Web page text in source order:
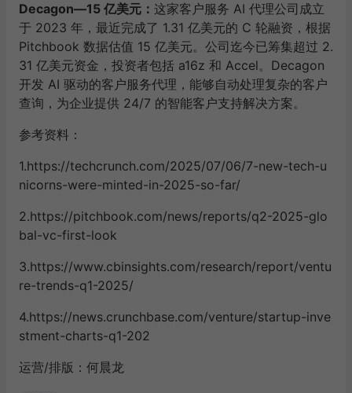
Decagon—15 亿美元： 这家客户服务 AI 代理公司成立
于 2023 年，最近完成了 1.31 亿美元的 C 轮融资，根据
Pitchbook 数据估值 15 亿美元。公司迄今已筹集超过 2.
31 亿美元资金，投资者包括 a16z 和 Accel。Decagon
开发 AI 驱动的客户服务代理，能够自动处理复杂的客户
查询，为企业提供 24/7 的智能客户支持解决方案。
参考资料：
1.https://techcrunch.com/2025/07/06/7-new-tech-u
nicorns-were-minted-in-2025-so-far/
2.https://pitchbook.com/news/reports/q2-2025-glo
bal-vc-first-look
3.https://www.cbinsights.com/research/report/ventu
re-trends-q1-2025/
4.https://news.crunchbase.com/venture/startup-inve
stment-charts-q1-202
运营/排版：何晨龙